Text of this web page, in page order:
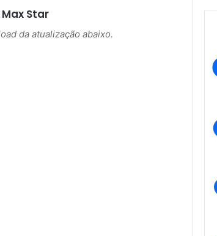
Star
da atualização abaixo.